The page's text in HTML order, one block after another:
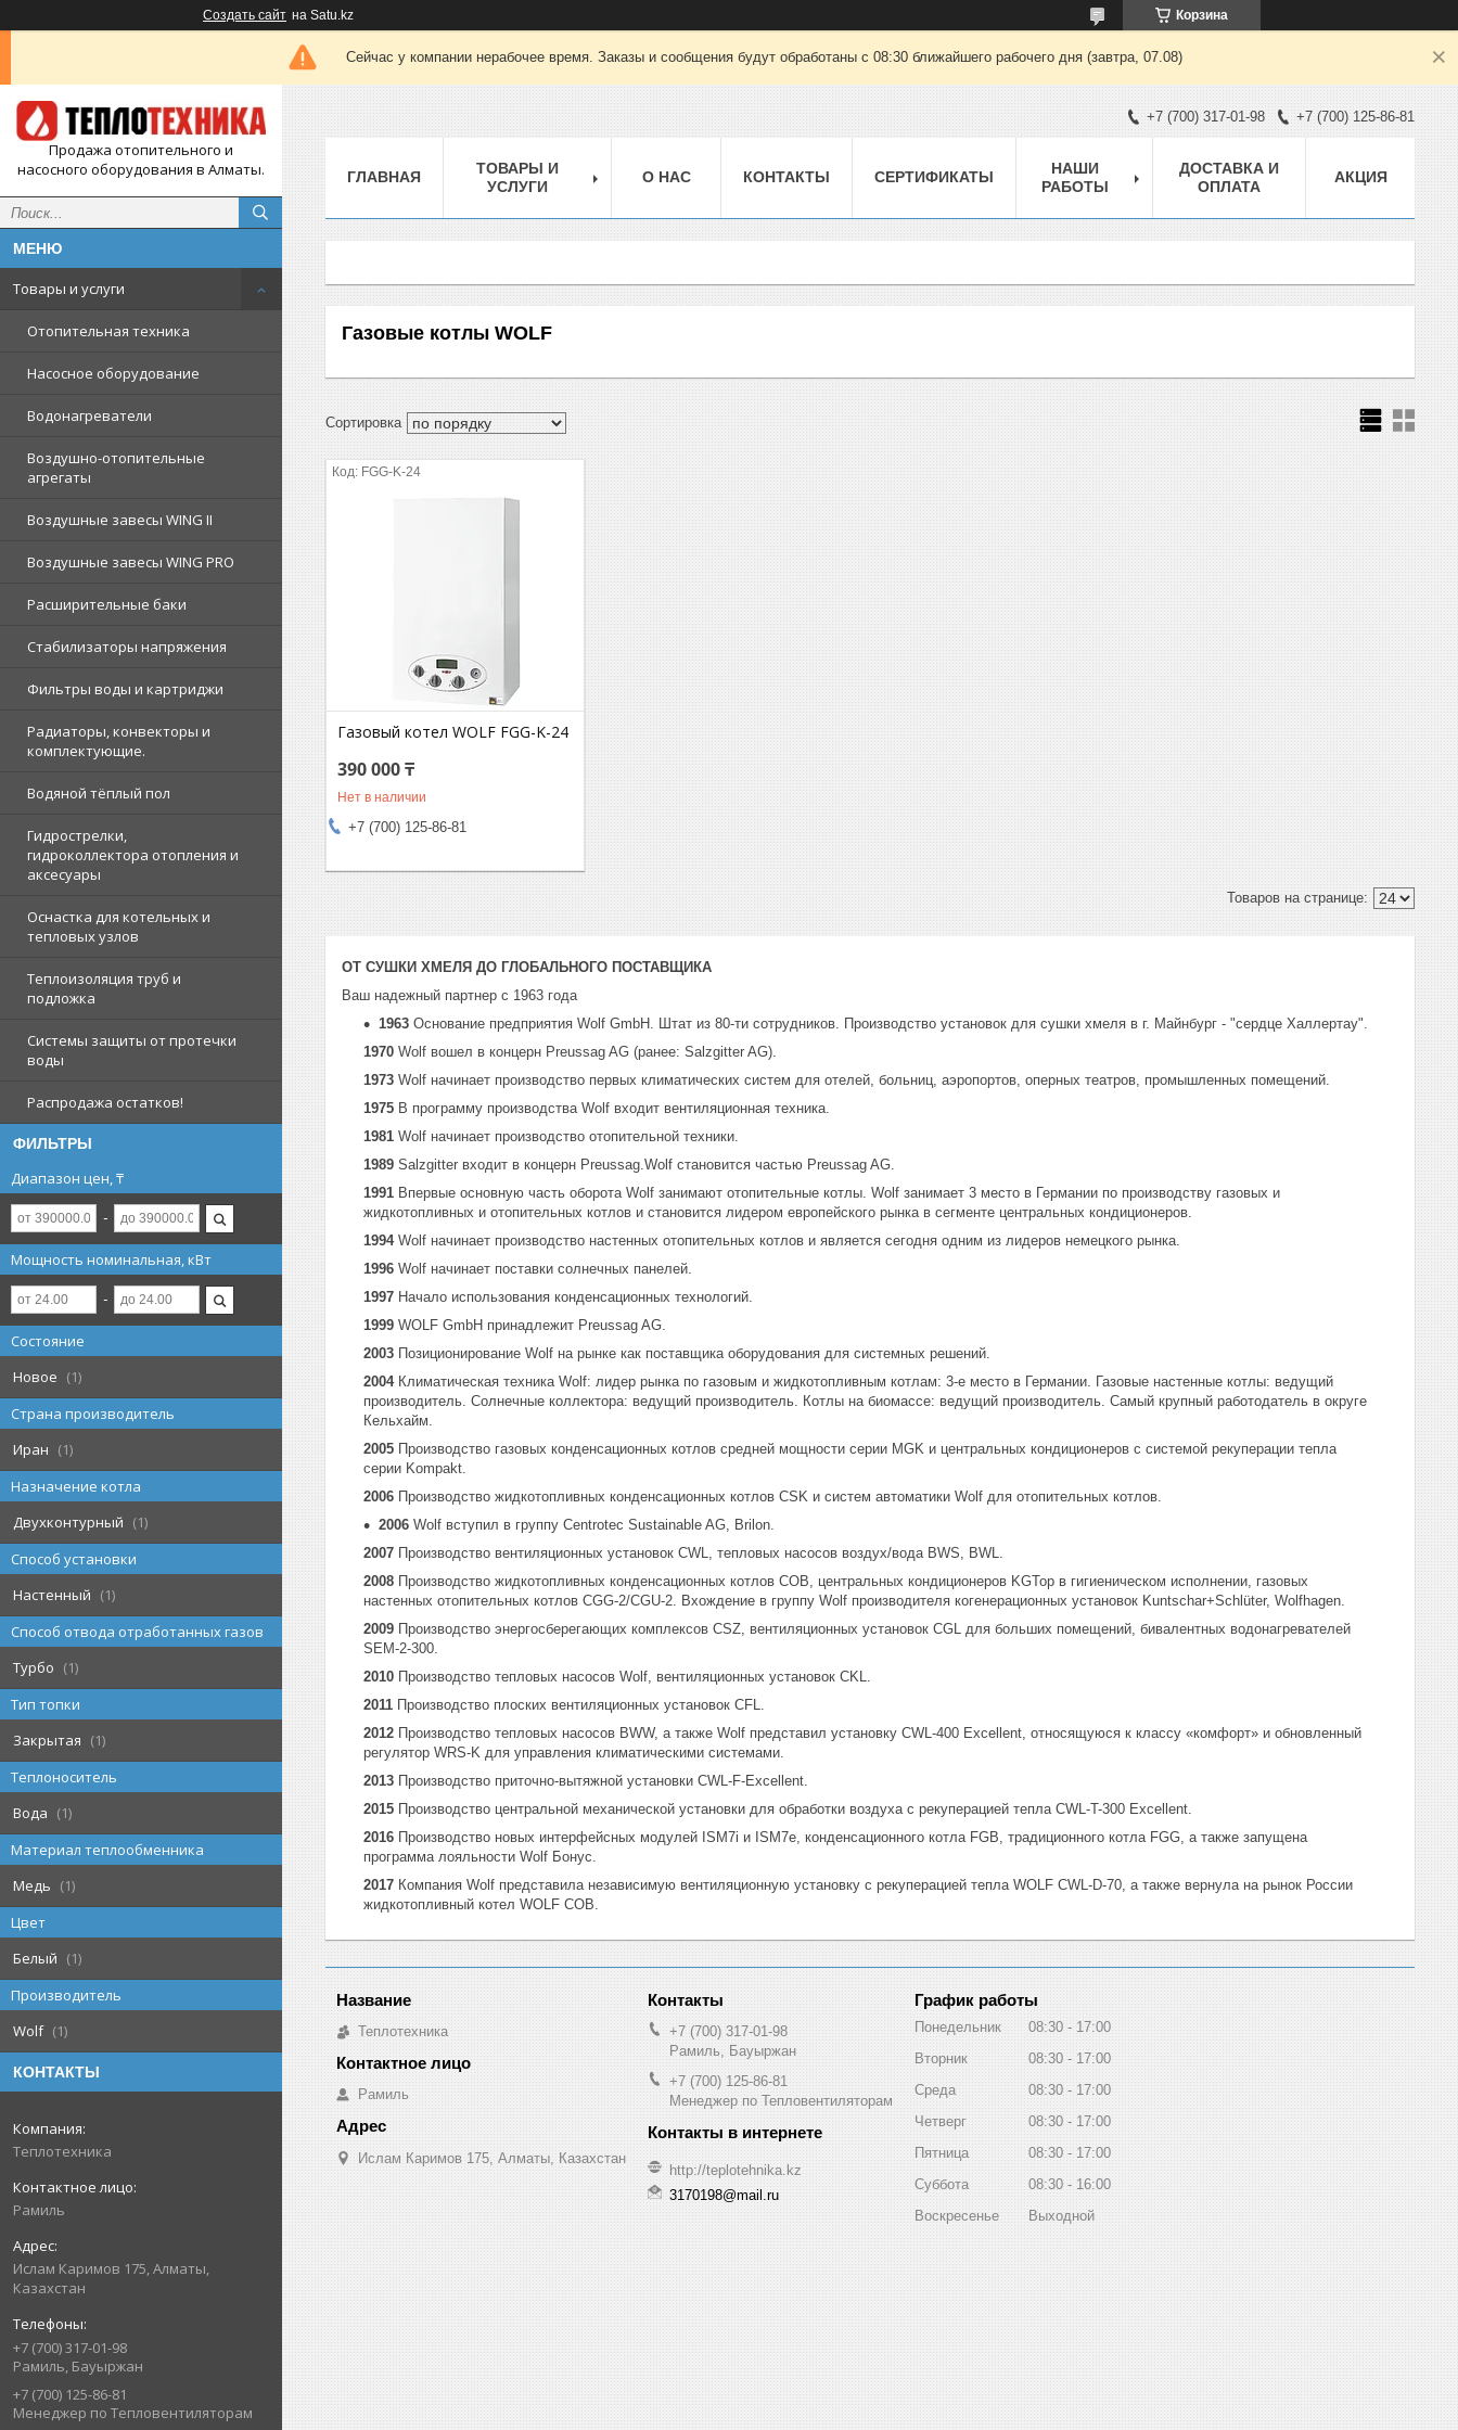
Создать сайт на Satu.kz Корзина
Сейчас у компании нерабочее время. Заказы и сообщения будут обработаны с 08:30 ближайшего рабочего дня (завтра, 07.08)
Продажа отопительного и
насосного оборудования в Алматы.
Товары и услуги
Отопительная техника
Насосное оборудование
Водонагреватели
Воздушно-отопительные
агрегаты
Воздушные завесы WING II
Воздушные завесы WING PRO
Расширительные баки
Стабилизаторы напряжения
Фильтры воды и картриджи
Радиаторы, конвекторы и
комплектующие.
Водяной тёплый пол
Гидрострелки,
гидроколлектора отопления и
аксесуары
Оснастка для котельных и
тепловых узлов
Теплоизоляция труб и
подложка
Системы защиты от протечки
воды
Распродажа остатков!
ФИЛЬТРЫ
Диапазон цен, ₸
Мощность номинальная, кВт
Состояние
Новое
1
Страна производитель
Иран
1
Назначение котла
Двухконтурный
1
Способ установки
Настенный
1
Способ отвода отработанных газов
Турбо
1
Тип топки
Закрытая
1
Теплоноситель
Вода
1
Материал теплообменника
Медь
1
Цвет
Белый
1
Производитель
Wolf
1
КОНТАКТЫ
Теплотехника
Рамиль
Ислам Каримов 175, Алматы,
Казахстан
+7 (700) 317-01-98
Рамиль, Бауыржан
+7 (700) 125-86-81
Менеджер по Тепловентиляторам
+7 (700) 317-01-98 +7 (700) 125-86-81
ГЛАВНАЯ
ТОВАРЫ И
УСЛУГИ
О НАС КОНТАКТЫ СЕРТИФИКАТЫ
НАШИ
РАБОТЫ
ДОСТАВКА И
ОПЛАТА
АКЦИЯ
Газовые котлы WOLF
FGG-K-24
Газовый котел WOLF FGG-K-24
390 000 ₸
Нет в наличии
+7 (700) 125-86-81
ОТ СУШКИ ХМЕЛЯ ДО ГЛОБАЛЬНОГО ПОСТАВЩИКА
Ваш надежный партнер с 1963 года
1963 Основание предприятия Wolf GmbH. Штат из 80-ти сотрудников. Производство установок для сушки хмеля в г. Майнбург - "сердце Халлертау".
1970 Wolf вошел в концерн Preussag AG (ранее: Salzgitter AG).
1973 Wolf начинает производство первых климатических систем для отелей, больниц, аэропортов, оперных театров, промышленных помещений.
1975 В программу производства Wolf входит вентиляционная техника.
1981 Wolf начинает производство отопительной техники.
1989 Salzgitter входит в концерн Preussag.Wolf становится частью Preussag AG.
1991 Впервые основную часть оборота Wolf занимают отопительные котлы. Wolf занимает 3 место в Германии по производству газовых и
жидкотопливных и отопительных котлов и становится лидером европейского рынка в сегменте центральных кондиционеров.
1994Wolf начинает производство настенных отопительных котлов и является сегодня одним из лидеров немецкого рынка.
1996 Wolf начинает поставки солнечных панелей.
1997 Начало использования конденсационных технологий.
1999 WOLF GmbH принадлежит Preussag AG.
2003 Позиционирование Wolf на рынке как поставщика оборудования для системных решений.
2004Климатическая техника Wolf: лидер рынка по газовым и жидкотопливным котлам: 3-е место в Германии. Газовые настенные котлы: ведущий
производитель. Солнечные коллектора: ведущий производитель. Котлы на биомассе: ведущий производитель. Самый крупный работодатель в округе
Кельхайм.
2005 Производство газовых конденсационных котлов средней мощности серии MGK и центральных кондиционеров с системой рекуперации тепла
серии Kompakt.
2006 Производство жидкотопливных конденсационных котлов CSK и систем автоматики Wolf для отопительных котлов.
2006 Wolf вступил в группу Centrotec Sustainable AG, Brilon.
2007 Производство вентиляционных установок CWL, тепловых насосов воздух/вода BWS, BWL.
2008 Производство жидкотопливных конденсационных котлов COB, центральных кондиционеров KGTop в гигиеническом исполнении, газовых
настенных отопительных котлов CGG-2/CGU-2. Вхождение в группу Wolf производителя когенерационных установок Kuntschar+Schlüter, Wolfhagen.
2009 Производство энергосберегающих комплексов CSZ, вентиляционных установок CGL для больших помещений, бивалентных водонагревателей
SEM-2-300.
2010 Производство тепловых насосов Wolf, вентиляционных установок CKL.
2011 Производство плоских вентиляционных установок CFL.
2012 Производство тепловых насосов BWW, а также Wolf представил установку CWL-400 Excellent, относящуюся к классу «комфорт» и обновленный
регулятор WRS-K для управления климатическими системами.
2013 Производство приточно-вытяжной установки CWL-F-Excellent.
2015 Производство центральной механической установки для обработки воздуха с рекуперацией тепла CWL-T-300 Excellent.
2016 Производство новых интерфейсных модулей ISM7i и ISM7e, конденсационного котла FGB, традиционного котла FGG, а также запущена
программа лояльности Wolf Бонус.
2017 Компания Wolf представила независимую вентиляционную установку с рекуперацией тепла WOLF CWL-D-70, а также вернула на рынок России
жидкотопливный котел WOLF COB.
Теплотехника
Рамиль
Ислам Каримов 175, Алматы, Казахстан
+7 (700) 317-01-98
Рамиль, Бауыржан
+7 (700) 125-86-81
Менеджер по Тепловентиляторам
http://teplotehnika.kz
3170198@mail.ru
График работы
Понедельник 08:30
17:00
Вторник
08:30
17:00
Среда
08:30
17:00
Четверг
08:30
17:00
Пятница
08:30
17:00
Суббота
08:30
16:00
Воскресенье
Выходной